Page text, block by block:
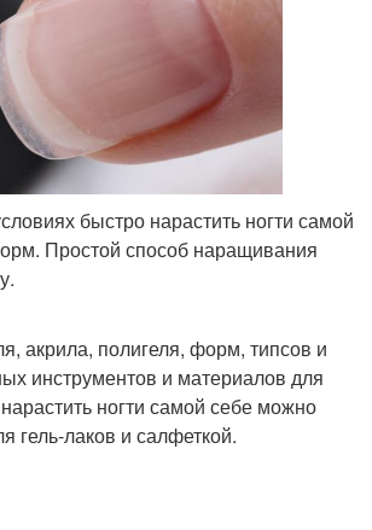
быстро нарастить ногти самой
Простой способ наращивания
акрила, полигеля, форм, типсов и
инструментов и материалов для
ногти самой себе можно
гель-лаков и салфеткой.